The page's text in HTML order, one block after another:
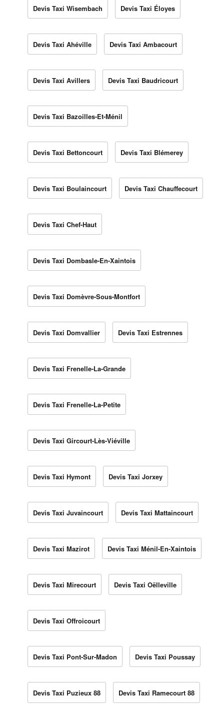
Devis Taxi Wisembach Devis Taxi Éloyes
Devis Taxi Ahéville Devis Taxi Ambacourt
Devis Taxi Avillers Devis Taxi Baudricourt
Devis Taxi Bazoilles-Et-Ménil
Devis Taxi Bettoncourt Devis Taxi Blémerey
Devis Taxi Boulaincourt Devis Taxi Chauffecourt
Devis Taxi Chef-Haut
Devis Taxi Dombasle-En-Xaintois
Devis Taxi Domèvre-Sous-Montfort
Devis Taxi Domvallier Devis Taxi Estrennes
Devis Taxi Frenelle-La-Grande
Devis Taxi Frenelle-La-Petite
Devis Taxi Gircourt-Lès-Viéville
Devis Taxi Hymont Devis Taxi Jorxey
Devis Taxi Juvaincourt Devis Taxi Mattaincourt
Devis Taxi Mazirot Devis Taxi Ménil-En-Xaintois
Devis Taxi Mirecourt Devis Taxi Oëlleville
Devis Taxi Offroicourt
Devis Taxi Pont-Sur-Madon Devis Taxi Poussay
Devis Taxi Puzieux 88 Devis Taxi Ramecourt 88